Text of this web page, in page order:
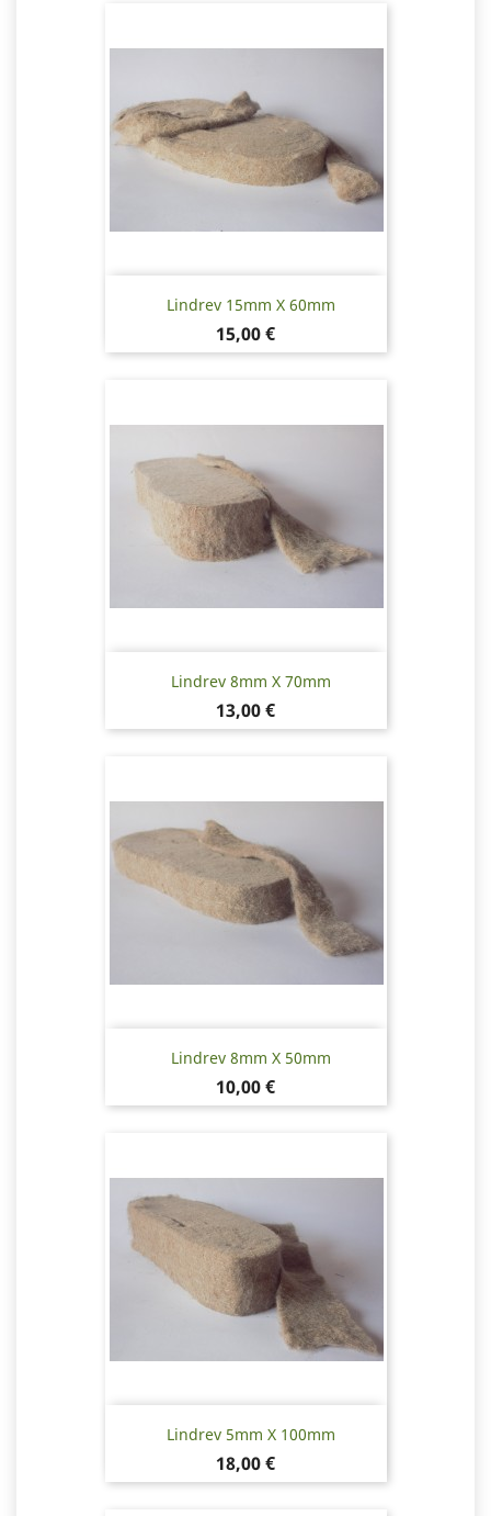
Lindrev 15mm X 60mm
Pris
15,00 €
Lindrev 8mm X 70mm
Pris
13,00 €
Lindrev 8mm X 50mm
Pris
10,00 €
Lindrev 5mm X 100mm
Pris
18,00 €